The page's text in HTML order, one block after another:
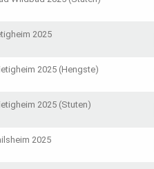
2025
2025 (Hengste)
2025 (Stuten)
2025